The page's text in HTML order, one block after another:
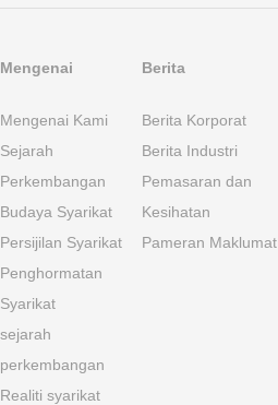
Mengenai
Mengenai Kami
Sejarah
Perkembangan
Budaya Syarikat
Persijilan Syarikat
Penghormatan
Syarikat
sejarah
perkembangan
Realiti syarikat
Berita
Berita Korporat
Berita Industri
Pemasaran dan
Kesihatan
Pameran Maklumat